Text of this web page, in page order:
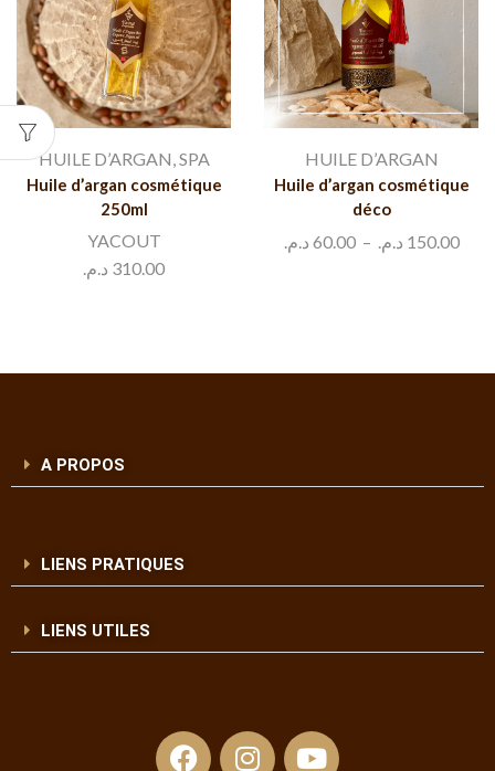
HUILE D’ARGAN,SPA
Huile d’argan cosmétique
250ml
YACOUT
310.00 د.م.
HUILE D’ARGAN
Huile d’argan cosmétique
déco
60.00 د.م. – 150.00 د.م.
A PROPOS
LIENS PRATIQUES
LIENS UTILES